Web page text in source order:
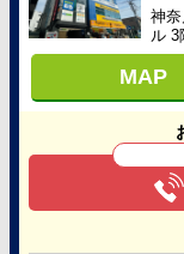
神
ル 3
MAP